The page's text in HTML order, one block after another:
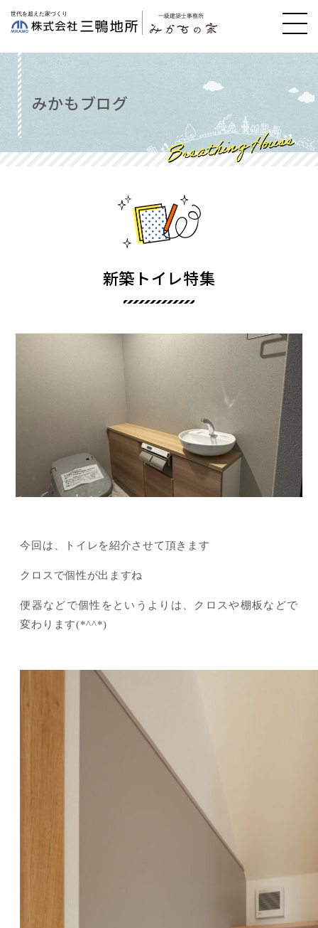
みかもブログ
新築トイレ特集
今回は、トイレを紹介させて頂きます
クロスで個性が出ますね
便器などで個性をというよりは、クロスや棚板などで
変わります(*^^*)